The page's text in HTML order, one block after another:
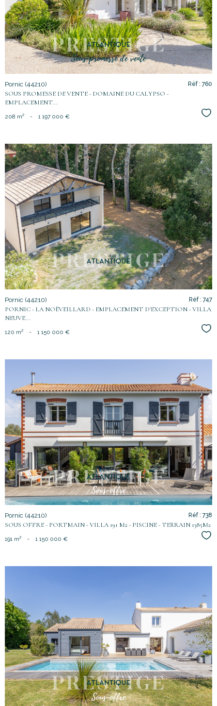
bien
Pornic (44210)
SOUS PROMESSE DE VENTE - DOMAINE DU CALYPSO -
EMPLACEMENT...
Réf : 760
208 m² - 1 197 000 €
voir le
bien
Pornic (44210)
PORNIC - LA NOËVEILLARD - EMPLACEMENT D'EXCEPTION - VILLA
NEUVE...
Réf : 747
120 m² - 1 150 000 €
voir le
bien
Pornic (44210)
SOUS OFFRE - PORTMAIN - VILLA 191 M2 - PISCINE - TERRAIN 1385M2
Réf : 738
191 m² - 1 150 000 €
voir le
bien